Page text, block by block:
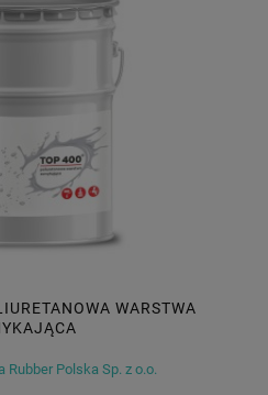
WARSTWA
Rubber Polska Sp. z o.o.